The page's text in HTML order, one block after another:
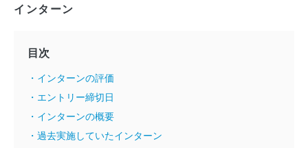
インターン
目次
・インターンの評価
・エントリー締切日
・インターンの概要
・過去実施していたインターン